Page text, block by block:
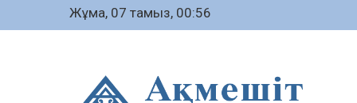
Жұма, 07 тамыз, 00:56